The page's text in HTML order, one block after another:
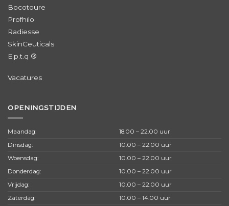
Bocotoure
Profhilo
Radiesse
SkinCeuticals
E.p.t.q ®
Vacatures
OPENINGSTIJDEN
Maandag:
18.00 – 22.00 uur
Dinsdag:
10.00 – 22.00 uur
Woensdag:
10.00 – 22.00 uur
Donderdag:
10.00 – 22.00 uur
Vrijdag:
10.00 – 22.00 uur
Zaterdag:
10.00 – 14.00 uur